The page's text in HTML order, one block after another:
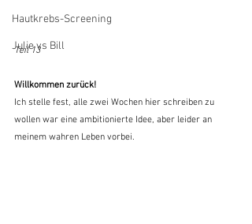
Hautkrebs-Screening
Julie vs Bill
Teil 13
Willkommen zurück!
Ich stelle fest, alle zwei Wochen hier schreiben zu
wollen war eine ambitionierte Idee, aber leider an
meinem wahren Leben vorbei.